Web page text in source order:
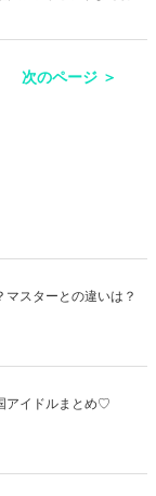
次のページ ＞
スターとの違いは？
アイドルまとめ♡